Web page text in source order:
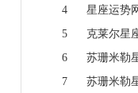
4
星座运势
5
克莱尔星
6
苏珊米勒
7
苏珊米勒